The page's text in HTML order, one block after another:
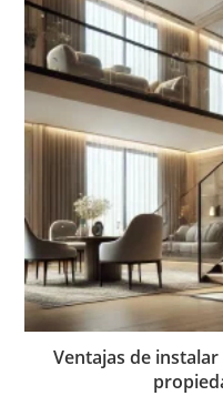
Ventajas de